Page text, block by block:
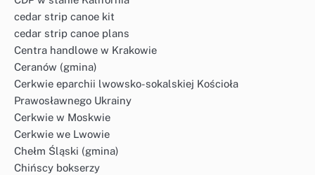
cedar strip canoe kit
cedar strip canoe plans
Centra handlowe w Krakowie
Ceranów (gmina)
Cerkwie eparchii lwowsko-sokalskiej Kościoła
Prawosławnego Ukrainy
Cerkwie w Moskwie
Cerkwie we Lwowie
Chełm Śląski (gmina)
Chińscy bokserzy